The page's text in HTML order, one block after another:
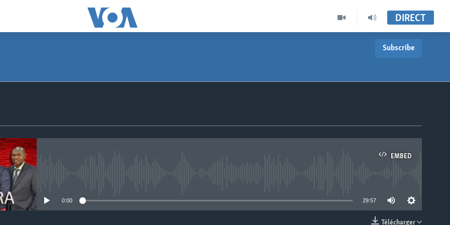
DIRECT
Subscribe
EMBED
0:00 29:57
Télécharger